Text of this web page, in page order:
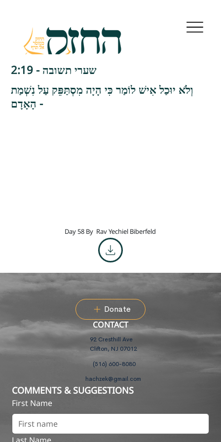
שערי תשובה - 2:19
וְלֹא יוּכַל אִישׁ לוֹמַר כִּי הָיָה מִסְתַּפֵּק עַל נִשְׁמַת
הָאָדָם -
Day 58 By Rav Yechiel Biberfeld
Donate
CONTACT
92 Cresthill Ave
Clifton, NJ 07012
(516) 600-8080
hachzek@gmail.com
COMMENTS & SUGGESTIONS
First Name